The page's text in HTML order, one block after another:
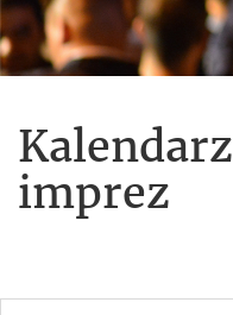
Kalendarz
imprez